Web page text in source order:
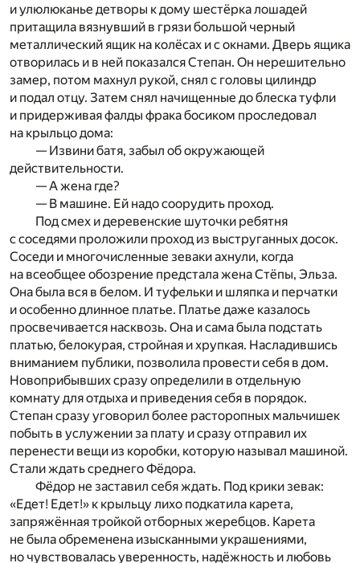
и улюлюканье детворы к дому шестёрка лошадей
притащила вязнувший в грязи большой черный
металлический ящик на колёсах и с окнами. Дверь ящика
отворилась и в ней показался Степан. Он нерешительно
замер, потом махнул рукой, снял с головы цилиндр
и подал отцу. Затем снял начищенные до блеска туфли
и придерживая фалды фрака босиком проследовал
на крыльцо дома:
— Извини батя, забыл об окружающей
действительности.
— А жена где?
— В машине. Ей надо соорудить проход.
Под смех и деревенские шуточки ребятня
с соседями проложили проход из выструганных досок.
Соседи и многочисленные зеваки ахнули, когда
на всеобщее обозрение предстала жена Стёпы, Эльза.
Она была вся в белом. И туфельки и шляпка и перчатки
и особенно длинное платье. Платье даже казалось
просвечивается насквозь. Она и сама была подстать
платью, белокурая, стройная и хрупкая. Насладившись
вниманием публики, позволила провести себя в дом.
Новоприбывших сразу определили в отдельную
комнату для отдыха и приведения себя в порядок.
Степан сразу уговорил более расторопных мальчишек
побыть в услужении за плату и сразу отправил их
перенести вещи из коробки, которую называл машиной.
Стали ждать среднего Фёдора.
Фёдор не заставил себя ждать. Под крики зевак:
«Едет! Едет!» к крыльцу лихо подкатила карета,
запряжённая тройкой отборных жеребцов. Карета
не была обременена изысканными украшениями,
но чувствовалась уверенность, надёжность и любовь